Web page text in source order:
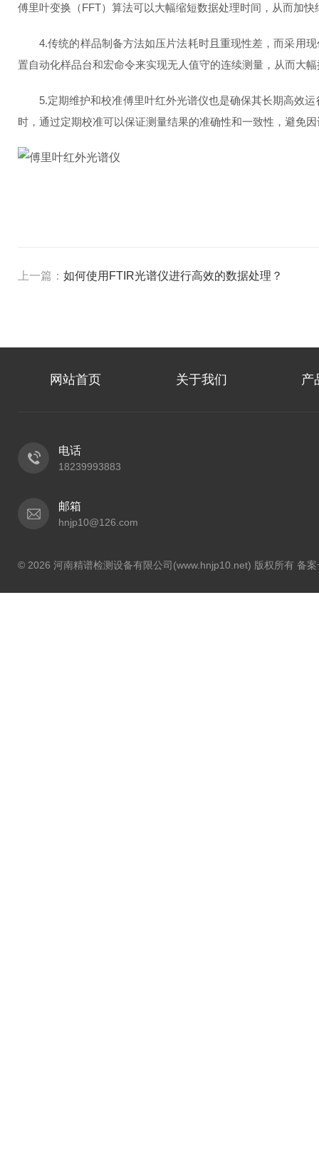
傅里叶变换（FFT）算法可以大幅缩短数据处理时间，从而加快
4.传统的样品制备方法如压片法耗时且重现性差，而采用现
置自动化样品台和宏命令来实现无人值守的连续测量，从而大
5.定期维护和校准傅里叶红外光谱仪也是确保其长期高效运
时，通过定期校准可以保证测量结果的准确性和一致性，避免
上一篇： 如何使用FTIR光谱仪进行高效的数据处理？
网站首页 关于我们 产
电话
18239993883
邮箱
hnjp10@126.com
© 2026 河南精谱检测设备有限公司(www.hnjp10.net) 版权所有 备案